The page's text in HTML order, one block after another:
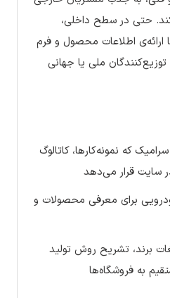
حتی در سطح داخلی،
اطلاعات محصول و فرم
ملی یا جهانی
که نمونه‌کارها، کاتالوگ
سایت قرار می‌دهد
برای معرفی محصولات و
برند، تشریح روش تولید
به فروشگاه‌ها